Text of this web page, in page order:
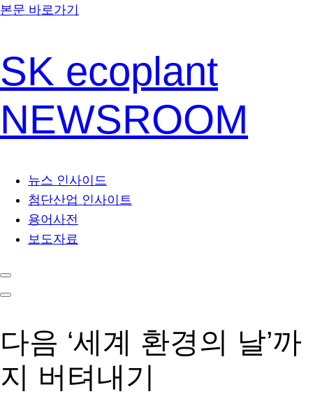
본문 바로가기
SK ecoplant
NEWSROOM
뉴스 인사이드
첨단산업 인사이트
용어사전
보도자료
다음 ‘세계 환경의 날’까
지 버텨내기